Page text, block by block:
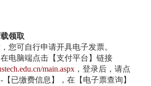
领取
您可自行申请开具电子发票。
电脑端点击【支付平台】链接
main.aspx ，登录后，请点
已缴费信息】，在【电子票查询】